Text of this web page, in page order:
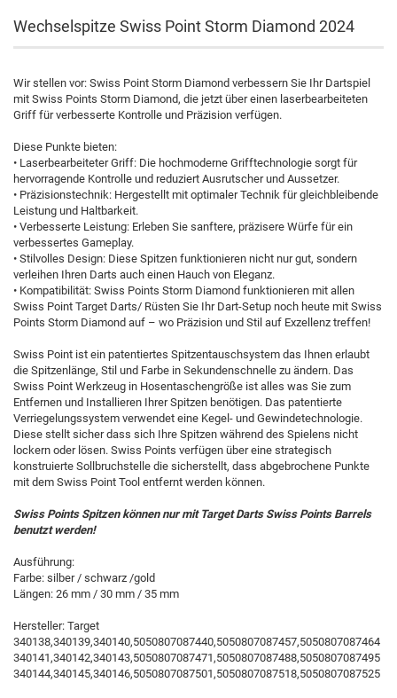
Wechselspitze Swiss Point Storm Diamond 2024
Wir stellen vor: Swiss Point Storm Diamond verbessern Sie Ihr Dartspiel
mit Swiss Points Storm Diamond, die jetzt über einen laserbearbeiteten
Griff für verbesserte Kontrolle und Präzision verfügen.
Diese Punkte bieten:
• Laserbearbeiteter Griff: Die hochmoderne Grifftechnologie sorgt für
hervorragende Kontrolle und reduziert Ausrutscher und Aussetzer.
• Präzisionstechnik: Hergestellt mit optimaler Technik für gleichbleibende
Leistung und Haltbarkeit.
• Verbesserte Leistung: Erleben Sie sanftere, präzisere Würfe für ein
verbessertes Gameplay.
• Stilvolles Design: Diese Spitzen funktionieren nicht nur gut, sondern
verleihen Ihren Darts auch einen Hauch von Eleganz.
• Kompatibilität: Swiss Points Storm Diamond funktionieren mit allen
Swiss Point Target Darts/ Rüsten Sie Ihr Dart-Setup noch heute mit Swiss
Points Storm Diamond auf – wo Präzision und Stil auf Exzellenz treffen!
Swiss Point ist ein patentiertes Spitzentauschsystem das Ihnen erlaubt
die Spitzenlänge, Stil und Farbe in Sekundenschnelle zu ändern. Das
Swiss Point Werkzeug in Hosentaschengröße ist alles was Sie zum
Entfernen und Installieren Ihrer Spitzen benötigen. Das patentierte
Verriegelungssystem verwendet eine Kegel- und Gewindetechnologie.
Diese stellt sicher dass sich Ihre Spitzen während des Spielens nicht
lockern oder lösen. Swiss Points verfügen über eine strategisch
konstruierte Sollbruchstelle die sicherstellt, dass abgebrochene Punkte
mit dem Swiss Point Tool entfernt werden können.
Swiss Points Spitzen können nur mit Target Darts Swiss Points Barrels
benutzt werden!
Ausführung:
Farbe: silber / schwarz /gold
Längen: 26 mm / 30 mm / 35 mm
Hersteller: Target
340138,340139,340140,5050807087440,5050807087457,5050807087464
340141,340142,340143,5050807087471,5050807087488,5050807087495
340144,340145,340146,5050807087501,5050807087518,5050807087525